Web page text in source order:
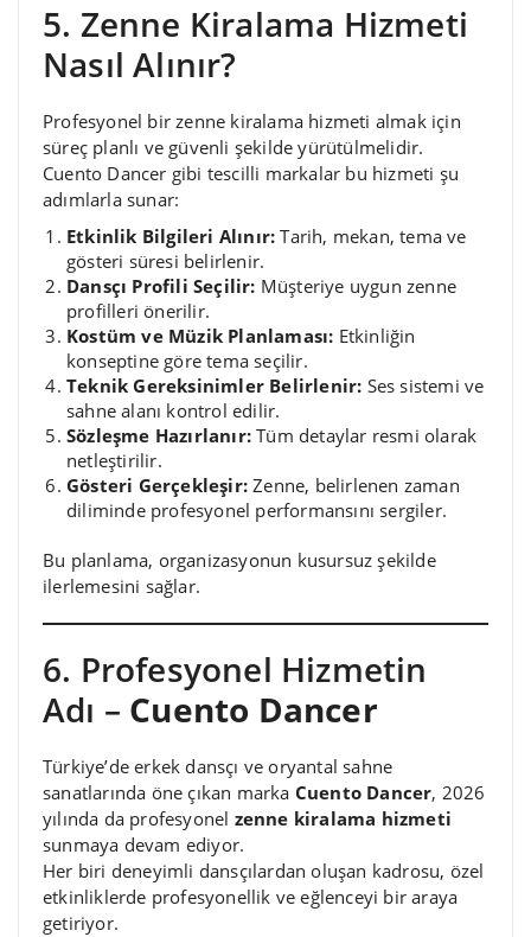
5. Zenne Kiralama Hizmeti
Nasıl Alınır?
Profesyonel bir zenne kiralama hizmeti almak için
süreç planlı ve güvenli şekilde yürütülmelidir.
Cuento Dancer gibi tescilli markalar bu hizmeti şu
adımlarla sunar:
Etkinlik Bilgileri Alınır: Tarih, mekan, tema ve
gösteri süresi belirlenir.
Dansçı Profili Seçilir: Müşteriye uygun zenne
profilleri önerilir.
Kostüm ve Müzik Planlaması: Etkinliğin
konseptine göre tema seçilir.
Teknik Gereksinimler Belirlenir: Ses sistemi ve
sahne alanı kontrol edilir.
Sözleşme Hazırlanır: Tüm detaylar resmi olarak
netleştirilir.
Gösteri Gerçekleşir: Zenne, belirlenen zaman
diliminde profesyonel performansını sergiler.
Bu planlama, organizasyonun kusursuz şekilde
ilerlemesini sağlar.
6. Profesyonel Hizmetin
Adı – Cuento Dancer
Türkiye’de erkek dansçı ve oryantal sahne
sanatlarında öne çıkan marka Cuento Dancer, 2026
yılında da profesyonel zenne kiralama hizmeti
sunmaya devam ediyor.
Her biri deneyimli dansçılardan oluşan kadrosu, özel
etkinliklerde profesyonellik ve eğlenceyi bir araya
getiriyor.